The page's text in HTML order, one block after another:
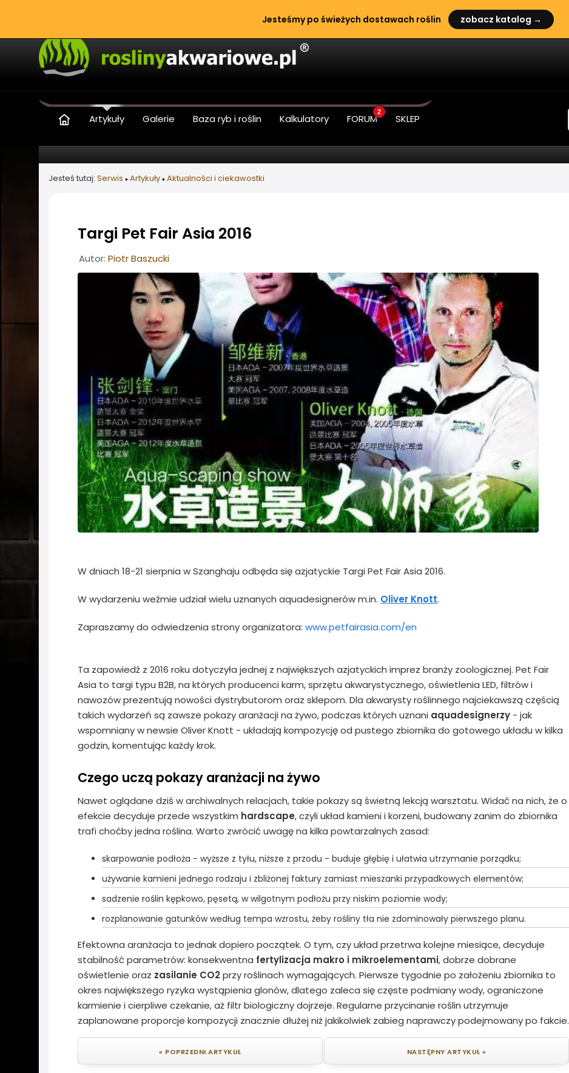
Jesteśmy po świeżych dostawach roślin zobacz katalog →
Artykuły Galerie Baza ryb i roślin Kalkulatory FORUM
2
SKLEP
Jesteś tutaj: Serwis Artykuły Aktualności i ciekawostki
Targi Pet Fair Asia 2016
Informacje o artykule
Autor: Piotr Baszucki
W dniach 18-21 sierpnia w Szanghaju odbęda się azjatyckie Targi Pet Fair Asia 2016.
W wydarzeniu weźmie udział wielu uznanych aquadesignerów m.in. Oliver Knott.
Zapraszamy do odwiedzenia strony organizatora: www.petfairasia.com/en
Ta zapowiedź z 2016 roku dotyczyła jednej z największych azjatyckich imprez branży zoologicznej. Pet Fair
Asia to targi typu B2B, na których producenci karm, sprzętu akwarystycznego, oświetlenia LED, filtrów i
nawozów prezentują nowości dystrybutorom oraz sklepom. Dla akwarysty roślinnego najciekawszą częścią
takich wydarzeń są zawsze pokazy aranżacji na żywo, podczas których uznani aquadesignerzy - jak
wspomniany w newsie Oliver Knott - układają kompozycję od pustego zbiornika do gotowego układu w kilka
godzin, komentując każdy krok.
Czego uczą pokazy aranżacji na żywo
Nawet oglądane dziś w archiwalnych relacjach, takie pokazy są świetną lekcją warsztatu. Widać na nich, że o
efekcie decyduje przede wszystkim hardscape, czyli układ kamieni i korzeni, budowany zanim do zbiornika
trafi choćby jedna roślina. Warto zwrócić uwagę na kilka powtarzalnych zasad:
skarpowanie podłoża - wyższe z tyłu, niższe z przodu - buduje głębię i ułatwia utrzymanie porządku;
używanie kamieni jednego rodzaju i zbliżonej faktury zamiast mieszanki przypadkowych elementów;
sadzenie roślin kępkowo, pęsetą, w wilgotnym podłożu przy niskim poziomie wody;
rozplanowanie gatunków według tempa wzrostu, żeby rośliny tła nie zdominowały pierwszego planu.
Efektowna aranżacja to jednak dopiero początek. O tym, czy układ przetrwa kolejne miesiące, decyduje
stabilność parametrów: konsekwentna fertylizacja makro i mikroelementami, dobrze dobrane
oświetlenie oraz zasilanie CO2przy roślinach wymagających. Pierwsze tygodnie po założeniu zbiornika to
okres największego ryzyka wystąpienia glonów, dlatego zaleca się częste podmiany wody, ograniczone
karmienie i cierpliwe czekanie, aż filtr biologiczny dojrzeje. Regularne przycinanie roślin utrzymuje
zaplanowane proporcje kompozycji znacznie dłużej niż jakikolwiek zabieg naprawczy podejmowany po fakcie.
« POPRZEDNI ARTYKUŁ NASTĘPNY ARTYKUŁ »